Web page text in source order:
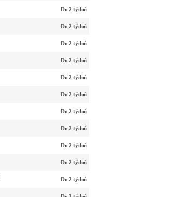
Do 2 týdnů
Do 2 týdnů
Do 2 týdnů
Do 2 týdnů
Do 2 týdnů
Do 2 týdnů
Do 2 týdnů
Do 2 týdnů
Do 2 týdnů
Do 2 týdnů
Do 2 týdnů